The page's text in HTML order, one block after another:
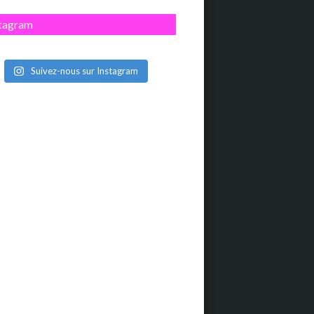
Suivez-nous sur Instagram